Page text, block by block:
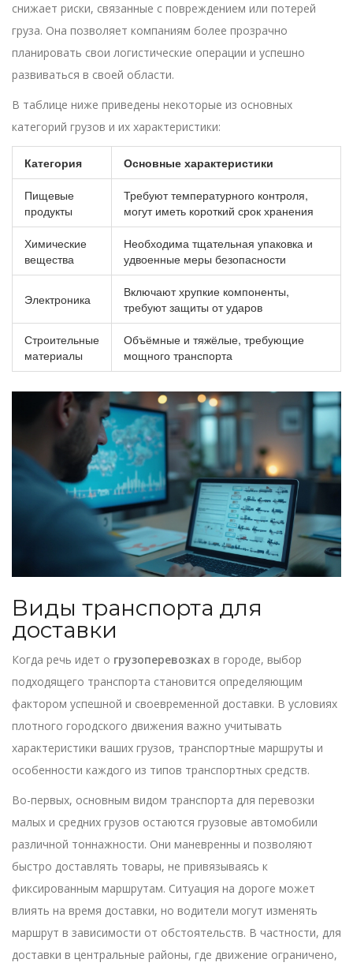
снижает риски, связанные с повреждением или потерей
груза. Она позволяет компаниям более прозрачно
планировать свои логистические операции и успешно
развиваться в своей области.
В таблице ниже приведены некоторые из основных
категорий грузов и их характеристики:
Категория Основные характеристики
Пищевые
продукты
Требуют температурного контроля,
могут иметь короткий срок хранения
Химические
вещества
Необходима тщательная упаковка и
удвоенные меры безопасности
Электроника
Включают хрупкие компоненты,
требуют защиты от ударов
Строительные
материалы
Объёмные и тяжёлые, требующие
мощного транспорта
Виды транспорта для
доставки
Когда речь идет о грузоперевозках в городе, выбор
подходящего транспорта становится определяющим
фактором успешной и своевременной доставки. В условиях
плотного городского движения важно учитывать
характеристики ваших грузов, транспортные маршруты и
особенности каждого из типов транспортных средств.
Во-первых, основным видом транспорта для перевозки
малых и средних грузов остаются грузовые автомобили
различной тоннажности. Они маневренны и позволяют
быстро доставлять товары, не привязываясь к
фиксированным маршрутам. Ситуация на дороге может
влиять на время доставки, но водители могут изменять
маршрут в зависимости от обстоятельств. В частности, для
доставки в центральные районы, где движение ограничено,